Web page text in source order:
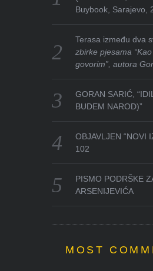
Buybook, Sarajevo,
Terasa između dva
zbirke pjesama
govorim”, autora
GORAN SARIĆ,
BUDEM NAROD)”
OBJAVLJEN “NOVI
102
PISMO PODRŠKE
ARSENIJEVIĆA
MOST